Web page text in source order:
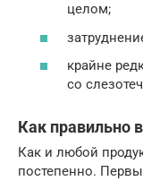
целом;
крайне
со
Как правильно
Как и любой
постепенно.